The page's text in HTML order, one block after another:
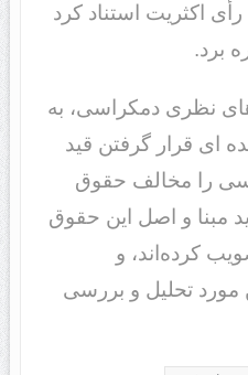
اکثریت استناد کرد
برد.
نظری دمکراسی، به
ای قرار گرفتن قید
را مخالف حقوق
مبنا و اصل این حقوق
کرده‌اند، و
تحلیل و بررسی